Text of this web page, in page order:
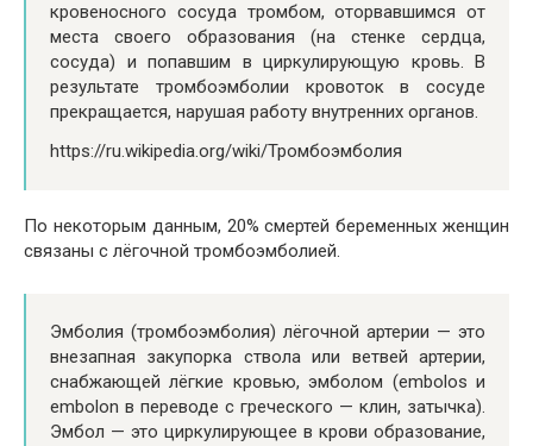
кровеносного сосуда тромбом, оторвавшимся от
места своего образования (на стенке сердца,
сосуда) и попавшим в циркулирующую кровь. В
результате тромбоэмболии кровоток в сосуде
прекращается, нарушая работу внутренних органов.
https://ru.wikipedia.org/wiki/Тромбоэмболия
По некоторым данным, 20% смертей беременных женщин
связаны с лёгочной тромбоэмболией.
Эмболия (тромбоэмболия) лёгочной артерии — это
внезапная закупорка ствола или ветвей артерии,
снабжающей лёгкие кровью, эмболом (embolos и
embolon в переводе с греческого — клин, затычка).
Эмбол — это циркулирующее в крови образование,